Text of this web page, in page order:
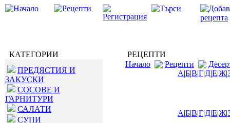
КАТЕГОРИИ
ПРЕДЯСТИЯ И
ЗАКУСКИ
СОСОВЕ И
ГАРНИТУРИ
САЛАТИ
СУПИ
РЕЦЕПТИ
Начало
Рецепти
А|Б|В|Г|Д|Е|Ж|
А|Б|В|Г|Д|Е|Ж|